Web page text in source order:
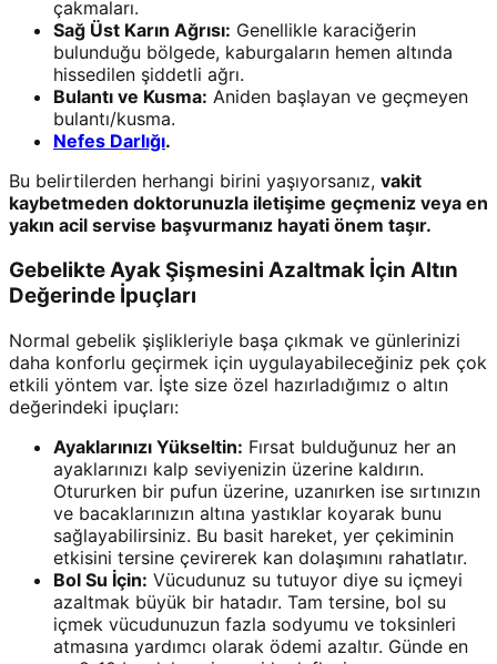
çakmaları.
Sağ Üst Karın Ağrısı: Genellikle karaciğerin
bulunduğu bölgede, kaburgaların hemen altında
hissedilen şiddetli ağrı.
Bulantı ve Kusma: Aniden başlayan ve geçmeyen
bulantı/kusma.
Nefes Darlığı.
Bu belirtilerden herhangi birini yaşıyorsanız, vakit
kaybetmeden doktorunuzla iletişime geçmeniz veya en
yakın acil servise başvurmanız hayati önem taşır.
Gebelikte Ayak Şişmesini Azaltmak İçin Altın
Değerinde İpuçları
Normal gebelik şişlikleriyle başa çıkmak ve günlerinizi
daha konforlu geçirmek için uygulayabileceğiniz pek çok
etkili yöntem var. İşte size özel hazırladığımız o altın
değerindeki ipuçları:
Ayaklarınızı Yükseltin: Fırsat bulduğunuz her an
ayaklarınızı kalp seviyenizin üzerine kaldırın.
Otururken bir pufun üzerine, uzanırken ise sırtınızın
ve bacaklarınızın altına yastıklar koyarak bunu
sağlayabilirsiniz. Bu basit hareket, yer çekiminin
etkisini tersine çevirerek kan dolaşımını rahatlatır.
Bol Su İçin: Vücudunuz su tutuyor diye su içmeyi
azaltmak büyük bir hatadır. Tam tersine, bol su
içmek vücudunuzun fazla sodyumu ve toksinleri
atmasına yardımcı olarak ödemi azaltır. Günde en